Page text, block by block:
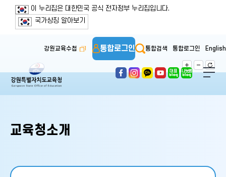
본문 바로가기
주메뉴 바로가기
보조메뉴 바로가기
푸터 바로가기
이 누리집은 대한민국 공식 전자정부 누리집입니다.
국가상징 알아보기
강원교육수첩 통합로그인 통합검색 통합로그인 English
교육청소개